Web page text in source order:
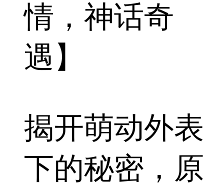
情，神话奇
遇】
揭开萌动外表
下的秘密，原